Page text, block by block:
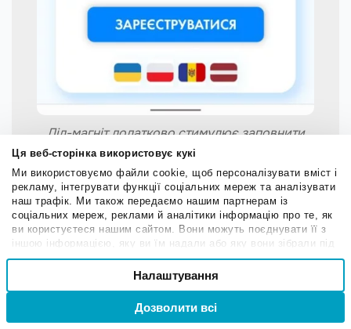
Ця веб-сторінка використовує кукі
Ми використовуємо файли cookie, щоб персоналізувати вміст і
рекламу, інтегрувати функції соціальних мереж та аналізувати
наш трафік. Ми також передаємо нашим партнерам із
соціальних мереж, реклами й аналітики інформацію про те, як
ви користуєтеся нашим сайтом. Вони можуть поєднувати її з
іншою інформацією, яку ви їм надали або яку вони зібрали під
час вашого користування їхніми службами.
Вибір
Привілейовані
Налаштування
Дозволити всі
Лід-магніт додатково стимулює заповнити
форму
На мобільному лендинг вимагайте від користувача
мінімум дій. Якщо йому буде незручно користуватися
сторінкою з телефону, він просто піде.